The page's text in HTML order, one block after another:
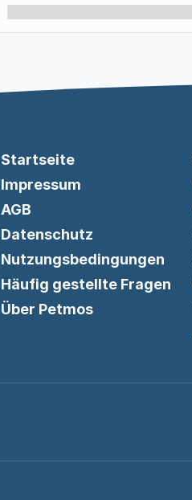
Startseite
Impressum
AGB
Datenschutz
Nutzungsbedingungen
Häufig gestellte Fragen
Über Petmos